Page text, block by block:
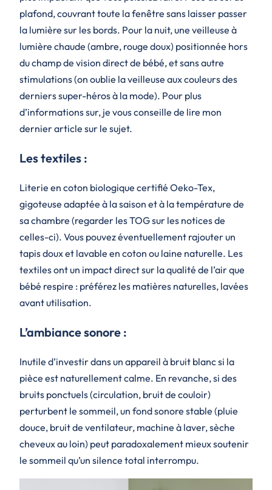
plafond, couvrant toute la fenêtre sans laisser passer
la lumière sur les bords. Pour la nuit, une veilleuse à
lumière chaude (ambre, rouge doux) positionnée hors
du champ de vision direct de bébé, et sans autre
stimulations (on oublie la veilleuse aux couleurs des
derniers super-héros à la mode). Pour plus
d’informations sur, je vous conseille de lire mon
dernier article sur le sujet.
Les textiles :
Literie en coton biologique certifié Oeko-Tex,
gigoteuse adaptée à la saison et à la température de
sa chambre (regarder les TOG sur les notices de
celles-ci). Vous pouvez éventuellement rajouter un
tapis doux et lavable en coton ou laine naturelle. Les
textiles ont un impact direct sur la qualité de l’air que
bébé respire : préférez les matières naturelles, lavées
avant utilisation.
L’ambiance sonore :
Inutile d’investir dans un appareil à bruit blanc si la
pièce est naturellement calme. En revanche, si des
bruits ponctuels (circulation, bruit de couloir)
perturbent le sommeil, un fond sonore stable (pluie
douce, bruit de ventilateur, machine à laver, sèche
cheveux au loin) peut paradoxalement mieux soutenir
le sommeil qu’un silence total interrompu.